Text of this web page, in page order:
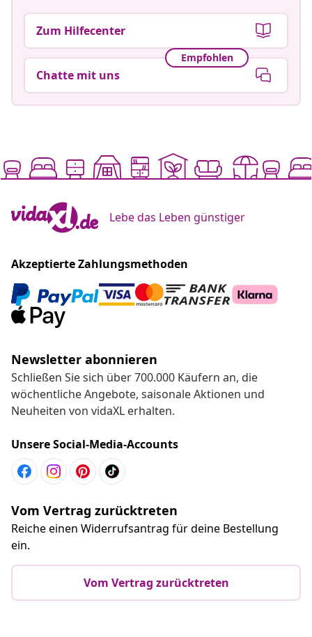
Zum Hilfecenter
Empfohlen
Chatte mit uns
Lebe das Leben günstiger
Akzeptierte Zahlungsmethoden
Newsletter abonnieren
Schließen Sie sich über 700.000 Käufern an, die
wöchentliche Angebote, saisonale Aktionen und
Neuheiten von vidaXL erhalten.
Unsere Social-Media-Accounts
Vom Vertrag zurücktreten
Reiche einen Widerrufsantrag für deine Bestellung
ein.
Vom Vertrag zurücktreten